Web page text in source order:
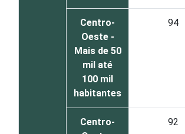
Centro-
Oeste -
Mais de 50
mil até
100 mil
habitantes
94
Centro-
92